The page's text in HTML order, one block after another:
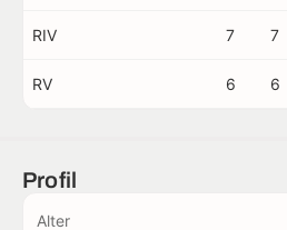
RIV 7 7
RV 6 6
Profil
Alter